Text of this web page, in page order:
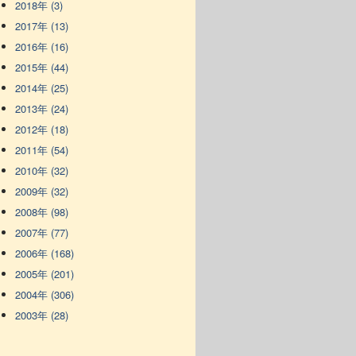
2018年 (3)
2017年 (13)
2016年 (16)
2015年 (44)
2014年 (25)
2013年 (24)
2012年 (18)
2011年 (54)
2010年 (32)
2009年 (32)
2008年 (98)
2007年 (77)
2006年 (168)
2005年 (201)
2004年 (306)
2003年 (28)